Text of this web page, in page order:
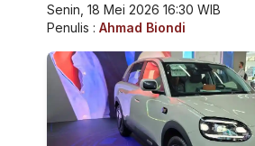
Senin, 18 Mei 2026 16:30 WIB
Penulis : Ahmad Biondi